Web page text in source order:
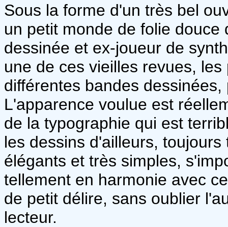
Sous la forme d'un très bel
un petit monde de folie
dessinée et ex-joueur de
une de ces vieilles revues,
différentes bandes
L'apparence voulue est
de la typographie qui est
les dessins d'ailleurs,
élégants et très simples,
tellement en harmonie avec
de petit délire, sans oublier
lecteur.